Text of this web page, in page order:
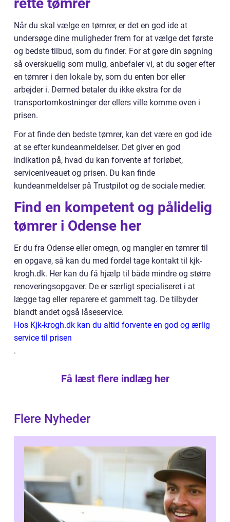
rette tømrer
Når du skal vælge en tømrer, er det en god ide at
undersøge dine muligheder frem for at vælge det første
og bedste tilbud, som du finder. For at gøre din søgning
så overskuelig som mulig, anbefaler vi, at du søger efter
en tømrer i den lokale by, som du enten bor eller
arbejder i. Dermed betaler du ikke ekstra for de
transportomkostninger der ellers ville komme oven i
prisen.
For at finde den bedste tømrer, kan det være en god ide
at se efter kundeanmeldelser. Det giver en god
indikation på, hvad du kan forvente af forløbet,
serviceniveauet og prisen. Du kan finde
kundeanmeldelser på Trustpilot og de sociale medier.
Find en kompetent og pålidelig
tømrer i Odense her
Er du fra Odense eller omegn, og mangler en tømrer til
en opgave, så kan du med fordel tage kontakt til kjk-
krogh.dk. Her kan du få hjælp til både mindre og større
renoveringsopgaver. De er særligt specialiseret i at
lægge tag eller reparere et gammelt tag. De tilbyder
blandt andet også låseservice.
Hos Kjk-krogh.dk kan du altid forvente en god og ærlig
service til prisen
.
Få læst flere indlæg her
Flere Nyheder